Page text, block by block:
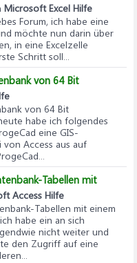
Microsoft Excel Hilfe
Forum, ich habe eine
möchte nun darin über
in eine Excelzelle
Schritt soll...
von 64 Bit
von 64 Bit
habe ich folgendes
eine GIS-
Access aus auf
Tabellen mit
Access Hilfe
Tabellen mit einem
habe ein an sich
nicht weiter und
den Zugriff auf eine